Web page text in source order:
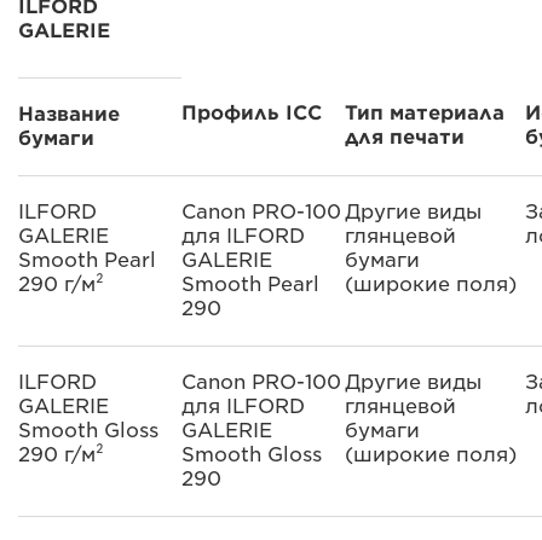
ILFORD
GALERIE
Название
бумаги
Профиль ICC
Тип материала
для печати
ILFORD
GALERIE
Smooth Pearl
290 г/м²
Canon PRO-100
для ILFORD
GALERIE
Smooth Pearl
290
Другие виды
глянцевой
бумаги
(широкие поля)
ILFORD
GALERIE
Smooth Gloss
290 г/м²
Canon PRO-100
для ILFORD
GALERIE
Smooth Gloss
290
Другие виды
глянцевой
бумаги
(широкие поля)